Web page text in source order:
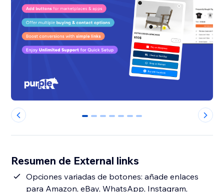
0 1 2 3 4 5 6
Resumen de External links
Opciones variadas de botones: añade enlaces
para Amazon, eBay, WhatsApp, Instagram,